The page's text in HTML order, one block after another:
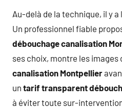
Au-delà de la technique, il y
Un professionnel fiable
débouchage canalisation
ses choix, montre les images
canalisation Montpellier
un tarif transparent
à éviter toute sur-